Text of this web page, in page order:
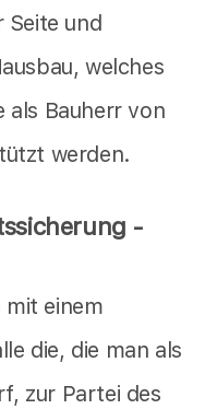
Seite und
welches
als Bauherr von
werden.
-
mit einem
die, die man als
zur Partei des